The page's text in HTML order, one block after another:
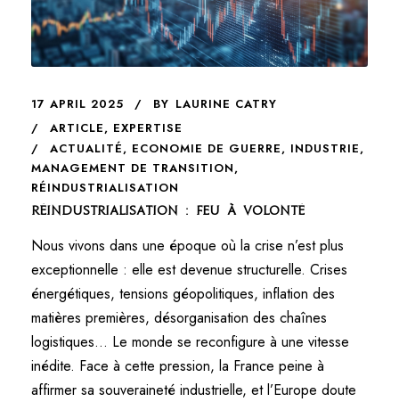
17 APRIL 2025 BY LAURINE CATRY
ARTICLE, EXPERTISE
ACTUALITÉ, ECONOMIE DE GUERRE, INDUSTRIE,
MANAGEMENT DE TRANSITION,
RÉINDUSTRIALISATION
Réindustrialisation : feu à volonté
Nous vivons dans une époque où la crise n’est plus
exceptionnelle : elle est devenue structurelle. Crises
énergétiques, tensions géopolitiques, inflation des
matières premières, désorganisation des chaînes
logistiques… Le monde se reconfigure à une vitesse
inédite. Face à cette pression, la France peine à
affirmer sa souveraineté industrielle, et l’Europe doute